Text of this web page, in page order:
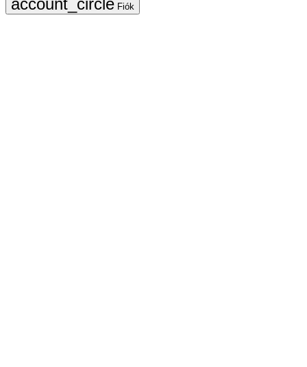
Fiók